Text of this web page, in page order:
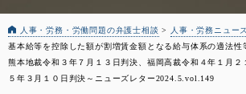
人事・労務・労働問題の弁護士相談 > 人事・労務ニュー
基本給等を控除した額が割増賃金額となる給与体系の適法性
熊本地裁令和３年７月１３日判決、福岡高裁令和４年１月２
５年３月１０日判決～ニューズレター2024.5.vol.149